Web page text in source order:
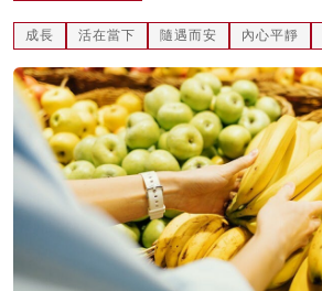
成長 活在當下 隨遇而安 內心平靜